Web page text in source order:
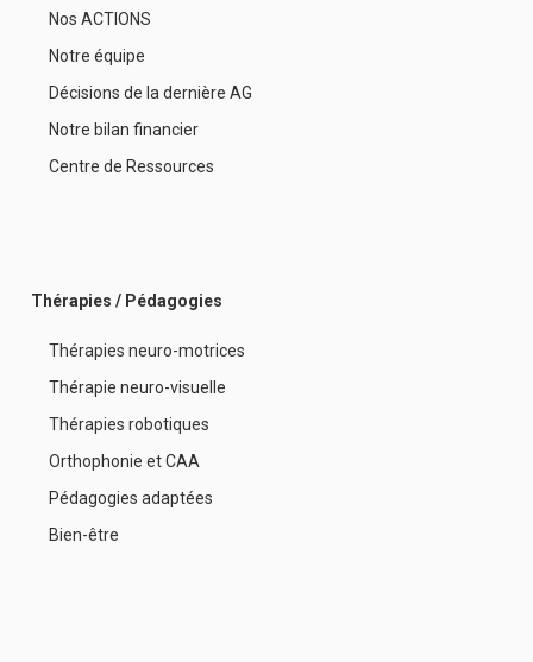
Nos ACTIONS
Notre équipe
Décisions de la dernière AG
Notre bilan financier
Centre de Ressources
Thérapies / Pédagogies
Thérapies neuro-motrices
Thérapie neuro-visuelle
Thérapies robotiques
Orthophonie et CAA
Pédagogies adaptées
Bien-être